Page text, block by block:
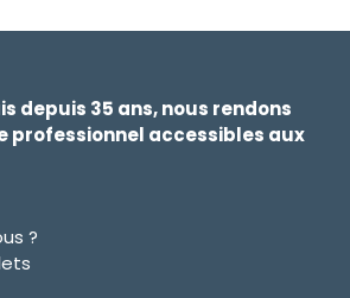
depuis 35 ans, nous rendons
professionnel accessibles aux
?